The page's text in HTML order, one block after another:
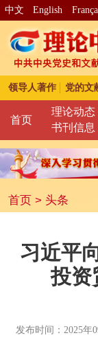
中文 English
领导人著作 党的文
首页
理论动态
书刊信息
首页> 头条
习近平
投资
发布时间：2025年